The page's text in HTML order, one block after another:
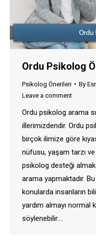
Ordu Psikolog
Psikolog Önerileri By
Leave a comment
Ordu psikolog arama
illerimizdendir. Ordu
birçok ilimize göre
nüfusu, yaşam tarzı
psikolog desteği
arama yapmaktadır.
konularda insanların
yardım almayı normal
söylenebilir.…